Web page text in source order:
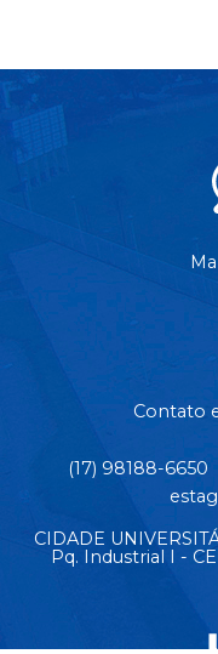
Contato
(17) 98188-
CIDADE
Pq. Industrial I -